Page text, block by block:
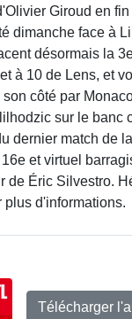
Giroud en
dimanche face à
désormais la
à 10 de Lens, et
son côté par
sur le banc
dernier match de
et virtuel
de Éric Silvestro.
d'informations.
Télécharger